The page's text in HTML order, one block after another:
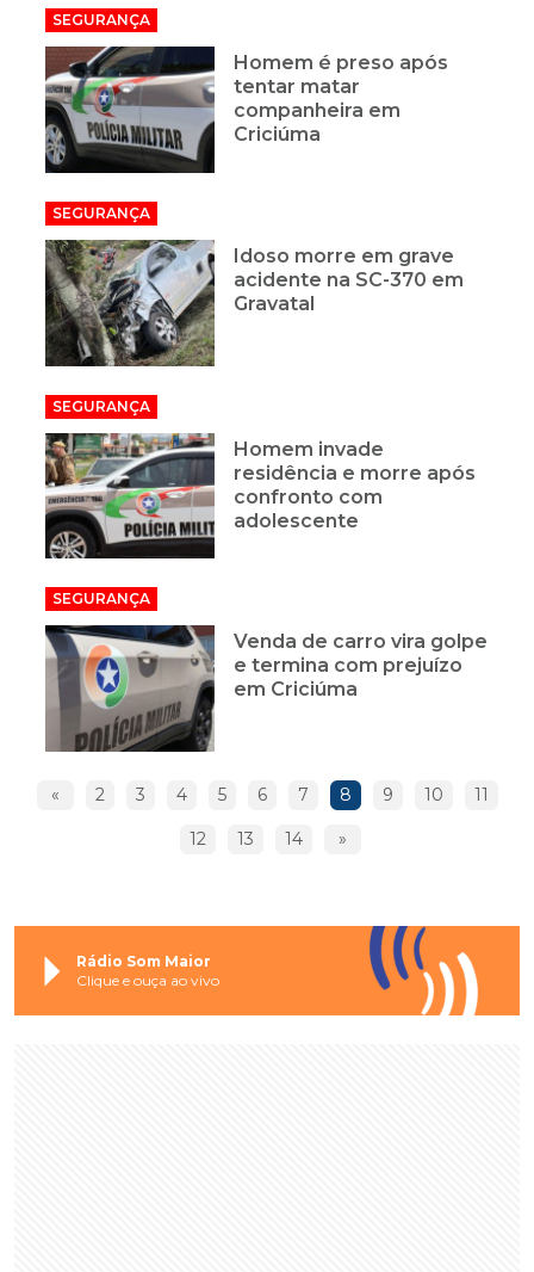
SEGURANÇA
Homem é preso após
tentar matar
companheira em
Criciúma
SEGURANÇA
Idoso morre em grave
acidente na SC-370 em
Gravatal
SEGURANÇA
Homem invade
residência e morre após
confronto com
adolescente
SEGURANÇA
Venda de carro vira golpe
e termina com prejuízo
em Criciúma
« 2 3 4 5 6 7 8 9 10 11
12 13 14 »
Rádio Som Maior
Clique e ouça ao vivo